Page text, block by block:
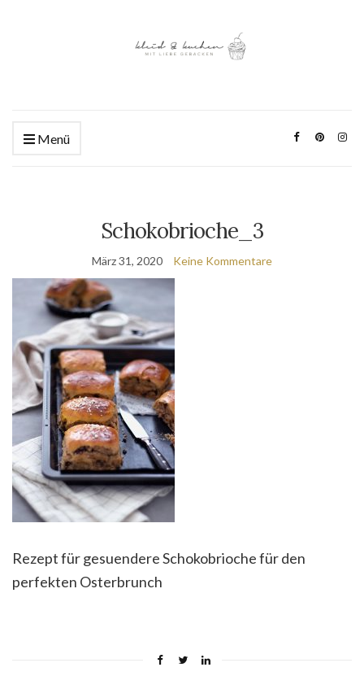
Menü
Schokobrioche_3
März 31, 2020 Keine Kommentare
Rezept für gesuendere Schokobrioche für den
perfekten Osterbrunch